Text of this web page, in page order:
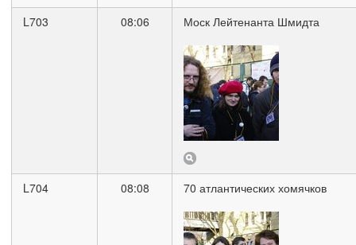
L703 08:06 Моск Лейтенанта Шмидта
L704 08:08 70 атлантических хомячков